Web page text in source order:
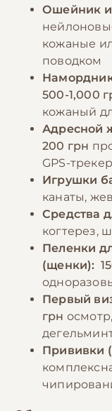
🎁 −10%
По
Ошейник и
кожаные
поводком
500-1,000
кожаный
Адресной
200 грн
GPS-трекер
Игрушки
канаты,
Средства
когтерез,
Пеленки
(щенки):
Первый
грн
Прививки